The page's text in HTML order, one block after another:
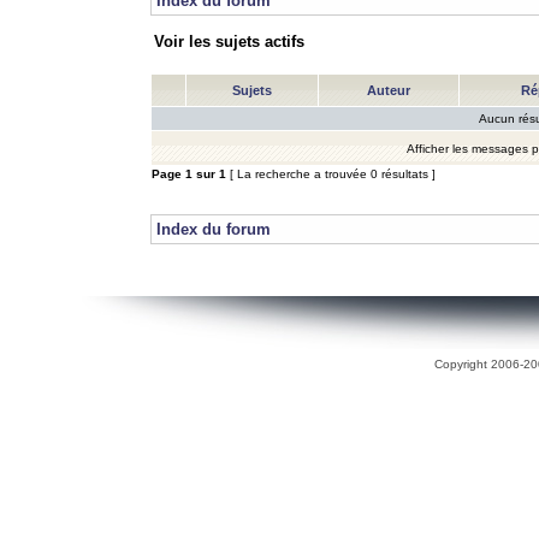
Voir les sujets actifs
Sujets Auteur
Aucun
Afficher les messages
Page 1 sur 1 [ La recherche a trouvée 0 résultats ]
Index du forum
Copyright 2006-